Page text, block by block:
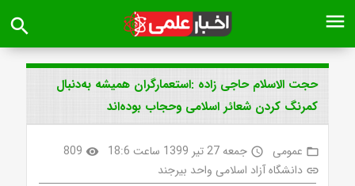
menu
search
حجت الاسلام حاجی زاده :استعمارگران همیشه به‌دنبال
کمرنگ کردن شعائر اسلامی وحجاب بوده‌اند
folder_open عمومی access_time جمعه 27 تیر 1399 ساعت 18:6 visibility
809
link دانشگاه آزاد اسلامی واحد بیرجند